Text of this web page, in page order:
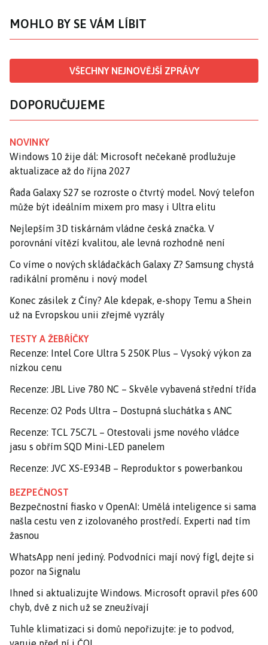
MOHLO BY SE VÁM LÍBIT
VŠECHNY NEJNOVĚJŠÍ ZPRÁVY
DOPORUČUJEME
NOVINKY
Windows 10 žije dál: Microsoft nečekaně prodlužuje
aktualizace až do října 2027
Řada Galaxy S27 se rozroste o čtvrtý model. Nový telefon
může být ideálním mixem pro masy i Ultra elitu
Nejlepším 3D tiskárnám vládne česká značka. V
porovnání vítězí kvalitou, ale levná rozhodně není
Co víme o nových skládačkách Galaxy Z? Samsung chystá
radikální proměnu i nový model
Konec zásilek z Číny? Ale kdepak, e-shopy Temu a Shein
už na Evropskou unii zřejmě vyzrály
TESTY A ŽEBŘÍČKY
Recenze: Intel Core Ultra 5 250K Plus – Vysoký výkon za
nízkou cenu
Recenze: JBL Live 780 NC – Skvěle vybavená střední třída
Recenze: O2 Pods Ultra – Dostupná sluchátka s ANC
Recenze: TCL 75C7L – Otestovali jsme nového vládce
jasu s obřím SQD Mini-LED panelem
Recenze: JVC XS-E934B – Reproduktor s powerbankou
BEZPEČNOST
Bezpečnostní fiasko v OpenAI: Umělá inteligence si sama
našla cestu ven z izolovaného prostředí. Experti nad tím
žasnou
WhatsApp není jediný. Podvodníci mají nový fígl, dejte si
pozor na Signalu
Ihned si aktualizujte Windows. Microsoft opravil přes 600
chyb, dvě z nich už se zneužívají
Tuhle klimatizaci si domů nepořizujte: je to podvod,